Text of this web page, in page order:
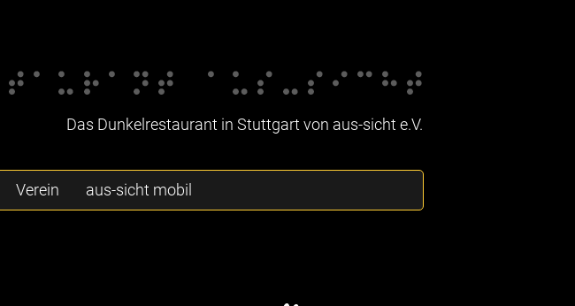
Das Dunkelrestaurant in Stuttgart von aus-sicht e.V.
Verein aus-sicht mobil